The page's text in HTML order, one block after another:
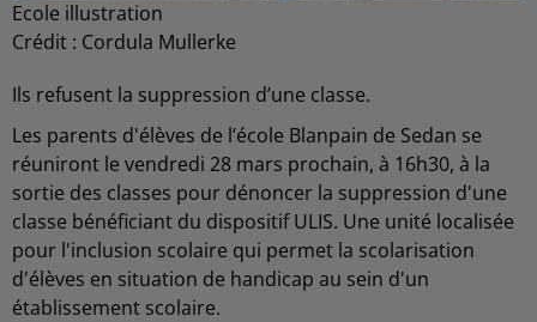
Ecole illustration
Crédit : Cordula Mullerke
Ils refusent la suppression d’une classe.
Les parents d'élèves de l’école Blanpain de Sedan se
réuniront le vendredi 28 mars prochain, à 16h30, à la
sortie des classes pour dénoncer la suppression d'une
classe bénéficiant du dispositif ULIS. Une unité localisée
pour l'inclusion scolaire qui permet la scolarisation
d'élèves en situation de handicap au sein d'un
établissement scolaire.